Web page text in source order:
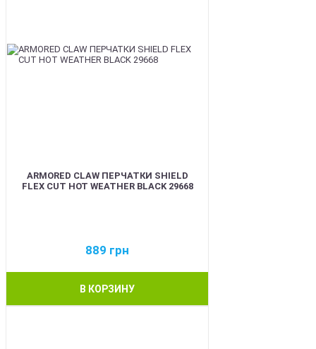
ARMORED CLAW ПЕРЧАТКИ SHIELD
FLEX CUT HOT WEATHER BLACK 29668
889 грн
В КОРЗИНУ